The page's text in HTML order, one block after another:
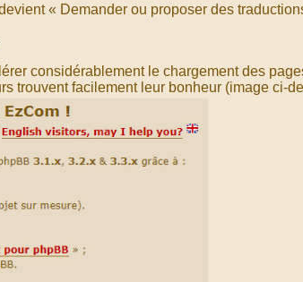
« Demander ou proposer des
considérablement le chargement des
trouvent facilement leur bonheur (image ci-